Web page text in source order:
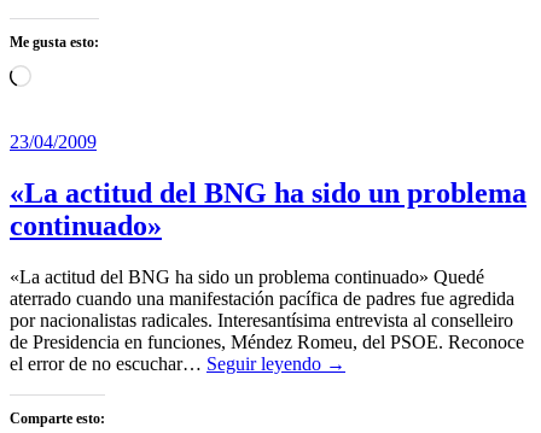
Me gusta esto:
Cargando...
23/04/2009
«La actitud del BNG ha sido un problema
continuado»
«La actitud del BNG ha sido un problema continuado» Quedé
aterrado cuando una manifestación pacífica de padres fue agredida
por nacionalistas radicales. Interesantísima entrevista al conselleiro
de Presidencia en funciones, Méndez Romeu, del PSOE. Reconoce
el error de no escuchar… Seguir leyendo →
Comparte esto: